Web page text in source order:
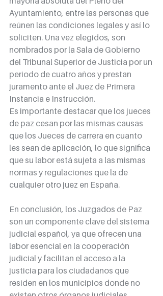
Ayuntamiento, entre las personas que
reúnen las condiciones legales y así lo
soliciten. Una vez elegidos, son
nombrados por la Sala de Gobierno
del Tribunal Superior de Justicia por un
periodo de cuatro años y prestan
juramento ante el Juez de Primera
Instancia e Instrucción.
Es importante destacar que los jueces
de paz cesan por las mismas causas
que los Jueces de carrera en cuanto
les sean de aplicación, lo que significa
que su labor está sujeta a las mismas
normas y regulaciones que la de
cualquier otro juez en España.
En conclusión, los Juzgados de Paz
son un componente clave del sistema
judicial español, ya que ofrecen una
labor esencial en la cooperación
judicial y facilitan el acceso a la
justicia para los ciudadanos que
residen en los municipios donde no